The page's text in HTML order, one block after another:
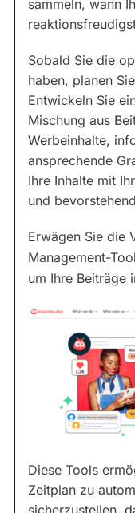
sammeln, wann
Sobald Sie die
haben, planen
Entwickeln Sie
Mischung aus
Werbeinhalte,
ansprechende
Ihre Inhalte mit
und
Erwägen Sie die
Management-
um Ihre Beiträge
Diese Tools
Zeitplan zu
sicherzustellen,